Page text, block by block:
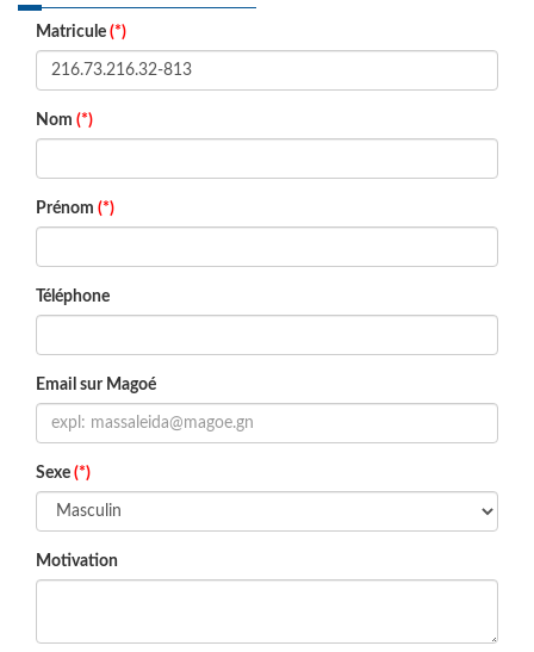
Matricule (*)
Nom (*)
Prénom (*)
Téléphone
Email sur Magoé
Sexe (*)
Motivation